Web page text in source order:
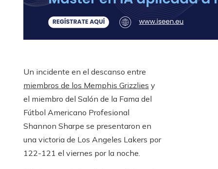
Un incidente en el descanso entre
miembros de los Memphis Grizzlies y
el miembro del Salón de la Fama del
Fútbol Americano Profesional
Shannon Sharpe se presentaron en
una victoria de Los Angeles Lakers por
122-121 el viernes por la noche.